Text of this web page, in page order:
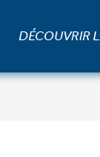
DÉCOUVRIR